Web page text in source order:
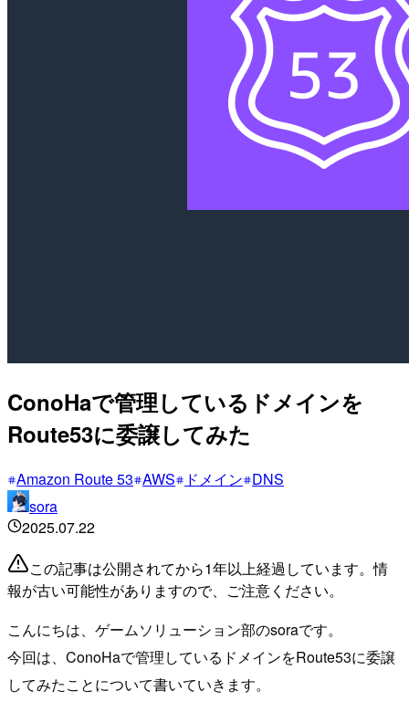
ConoHaで管理しているドメインを
Route53に委譲してみた
Amazon Route 53 AWS ドメイン DNS
sora
2025.07.22
この記事は公開されてから1年以上経過しています。情
報が古い可能性がありますので、ご注意ください。
こんにちは、ゲームソリューション部のsoraです。
今回は、ConoHaで管理しているドメインをRoute53に委譲
してみたことについて書いていきます。